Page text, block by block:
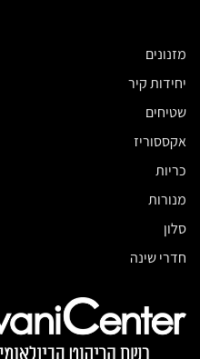
מזנונים
יחידות קיר
שטיחים
אקססוריז
כריות
מנורות
סלון
חדרי שינה